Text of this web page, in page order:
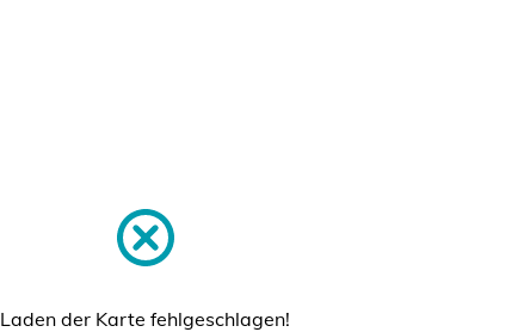
Laden der Karte fehlgeschlagen!